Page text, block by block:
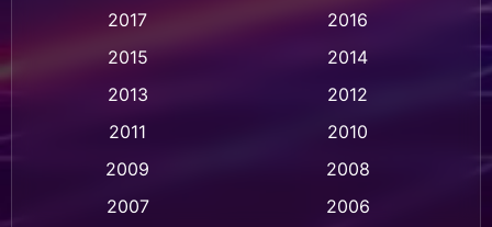
2017
2016
2015
2014
2013
2012
2011
2010
2009
2008
2007
2006